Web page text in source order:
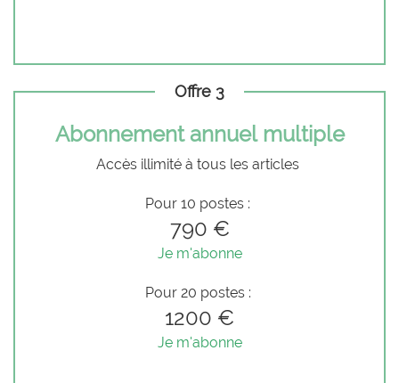
Offre 3
Abonnement annuel multiple
Accès illimité à tous les articles
Pour 10 postes :
790 €
Je m'abonne
Pour 20 postes :
1200 €
Je m'abonne